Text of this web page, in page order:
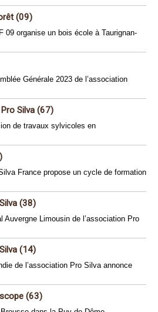
(09)
09 organise un bois école à Taurignan-
Générale 2023 de l’association
Silva (67)
de travaux sylvicoles en
France propose un cycle de formation
(38)
Auvergne Limousin de l’association Pro
(14)
de l’association Pro Silva annonce
(63)